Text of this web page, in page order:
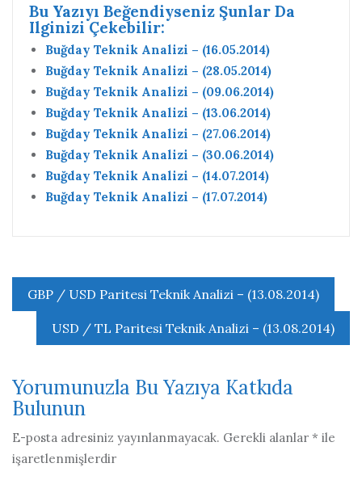
Bu Yazıyı Beğendiyseniz Şunlar Da
Ilginizi Çekebilir:
Buğday Teknik Analizi – (16.05.2014)
Buğday Teknik Analizi – (28.05.2014)
Buğday Teknik Analizi – (09.06.2014)
Buğday Teknik Analizi – (13.06.2014)
Buğday Teknik Analizi – (27.06.2014)
Buğday Teknik Analizi – (30.06.2014)
Buğday Teknik Analizi – (14.07.2014)
Buğday Teknik Analizi – (17.07.2014)
Yazı
gezinmesi
GBP / USD Paritesi Teknik Analizi – (13.08.2014)
USD / TL Paritesi Teknik Analizi – (13.08.2014)
Yorumunuzla Bu Yazıya Katkıda
Bulunun
E-posta adresiniz yayınlanmayacak. Gerekli alanlar * ile
işaretlenmişlerdir